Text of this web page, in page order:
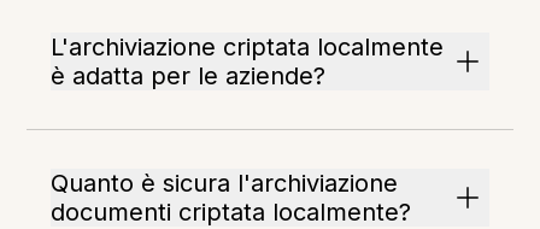
L'archiviazione criptata localmente
è adatta per le aziende?
Quanto è sicura l'archiviazione
documenti criptata localmente?